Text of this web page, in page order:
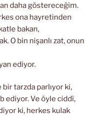
daha göstereceğim.
ona hayretinden
bakan,
O bin nişanlı zat, onun
ediyor.
bir tarzda parlıyor ki,
ediyor. Ve öyle ciddî,
ki, herkes kulak